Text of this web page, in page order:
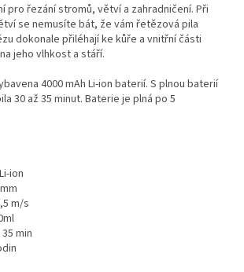
pro řezání stromů, větví a zahradničení. Při
se nemusíte bát, že vám řetězová pila
dokonale přiléhají ke kůře a vnitřní části
jeho vlhkost a stáří.
4000 mAh Li-ion baterií. S plnou baterií
30 až 35 minut. Baterie je plná po 5
ion
m/s
min